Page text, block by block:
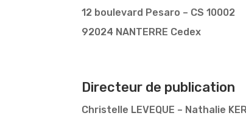
12 boulevard Pesaro – CS 10002
92024 NANTERRE Cedex
Directeur de publication
Christelle LEVEQUE – Nathalie